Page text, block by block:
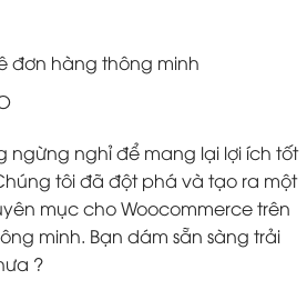
đơn hàng thông minh
ngừng nghỉ để mang lại lợi ích tốt
tôi đã đột phá và tạo ra một
mục cho Woocommerce trên
minh. Bạn dám sẵn sàng trải
?